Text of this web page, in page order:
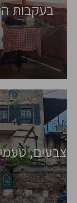
בעקבות
צבעים,